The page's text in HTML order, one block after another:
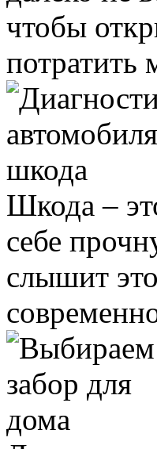
чтобы
потратить
Шкода –
себе
слышит